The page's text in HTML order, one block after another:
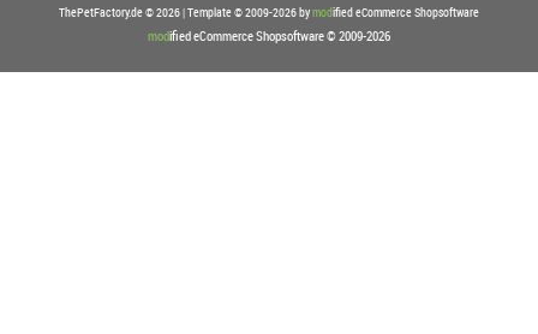
ThePetFactory.de © 2026 | Template © 2009-2026 bymodified eCommerce Shopsoftware
modified eCommerce Shopsoftware © 2009-2026